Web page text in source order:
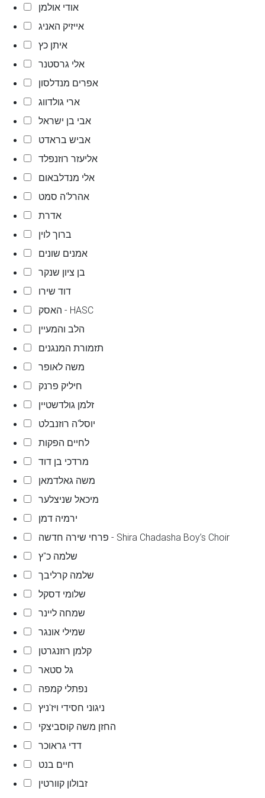
אודי אולמן
אייזיק האניג
איתן כץ
אלי גרסטנר
אפרים מנדלסון
ארי גולדווג
אבי בן ישראל
אביש בראדט
אליעזר רוזנפלד
אלי מנדלבאום
אהרל'ה סמט
אדרת
ברוך לוין
אמנים שונים
בן ציון שנקר
דוד שירו
האסק - HASC
הלב והמעיין
תזמורת המנגנים
משה לאופר
חיליק פרנק
זלמן גולדשטיין
יוסל'ה רוזנבלט
לחיים הפקות
מרדכי בן דוד
משה גאלדמאן
מיכאל שניצלער
ירמיה דמן
פרחי שירה חדשה - Shira Chadasha Boy’s Choir
שלמה כ"ץ
שלמה קרליבך
שלומי דסקל
שמחה ליינר
שמילי אונגר
קלמן רוזנגרטן
גל סטאר
נפתלי קמפה
ניגוני חסידי ויז'ניץ
החזן משה קוסביצקי
דדי גראוכר
חיים בנט
זבולון קוורטין